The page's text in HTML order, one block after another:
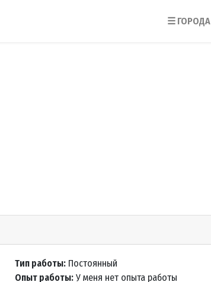
☰ ГОРОДА
Тип работы: Постоянный
Опыт работы: У меня нет опыта работы